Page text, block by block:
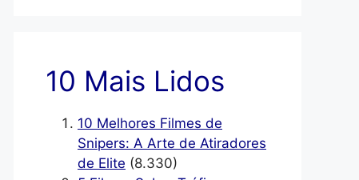
10 Mais Lidos
10 Melhores Filmes de
Snipers: A Arte de Atiradores
de Elite (8.330)